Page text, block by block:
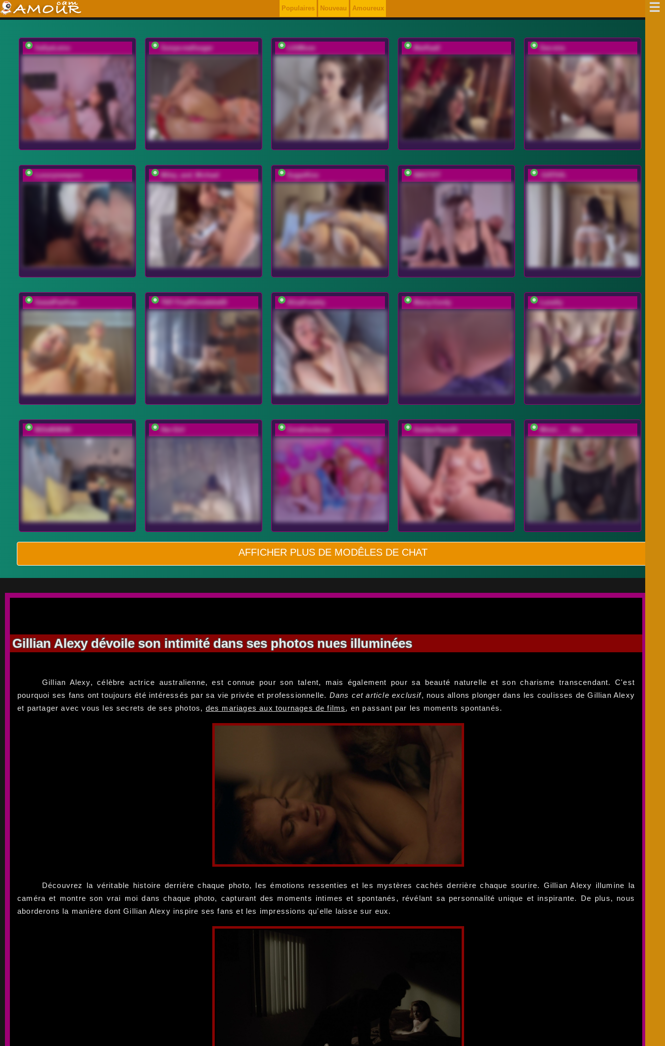
Populaires Nouveau Amoureux
SallyeLeins Sonya-reallsugar LilitMuse MarKaa0 Sex-mia
Luxurynewpara Miley_and_Michael SugarKiss NIKI7377
SweetPairFun TNT-TinyNTroubble69 AlisaFreshly Marry-Cordy Lunelly
MilleMiMiMi Her-Girl CoralineJones GoldenTeen20 Minni____Mia
AFFICHER PLUS DE MODÊLES DE CHAT
Gillian Alexy dévoile son intimité dans ses photos nues illuminées
Gillian Alexy, célèbre actrice australienne, est connue pour son talent, mais également pour sa beauté naturelle et son charisme transcendant. C'est
pourquoi ses fans ont toujours été intéressés par sa vie privée et professionnelle. Dans cet article exclusif, nous allons plonger dans les coulisses de Gillian Alexy
et partager avec vous les secrets de ses photos, des mariages aux tournages de films, en passant par les moments spontanés.
Découvrez la véritable histoire derrière chaque photo, les émotions ressenties et les mystères cachés derrière chaque sourire. Gillian Alexy illumine la
caméra et montre son vrai moi dans chaque photo, capturant des moments intimes et spontanés, révélant sa personnalité unique et inspirante. De plus, nous
aborderons la manière dont Gillian Alexy inspire ses fans et les impressions qu'elle laisse sur eux.